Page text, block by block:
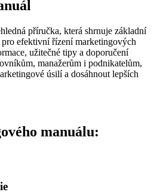
příručka, která shrnuje základní
pro efektivní řízení marketingových
užitečné tipy a doporučení
manažerům i podnikatelům,
úsilí a dosáhnout lepších
manuálu: